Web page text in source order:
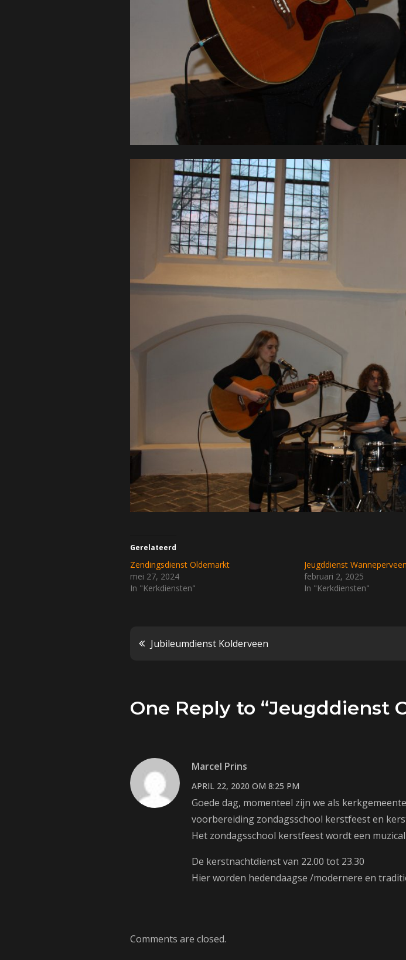
Gerelateerd
Zendingsdienst Oldemarkt
mei 27, 2024
In "Kerkdiensten"
Jeugddienst Wanneperveen
februari 2, 2025
In "Kerkdiensten"
Bericht
Jubileumdienst Kolderveen
One Reply to “Jeugddienst
Marcel Prins
APRIL 22, 2020 OM 8:25 PM
Goede dag, momenteel zijn we als
voorbereiding zondagsschool kerstfeest en
Het zondagsschool kerstfeest wordt een
De kerstnachtdienst van 22.00 tot 23.30
Hier worden hedendaagse /modernere en
Comments are closed.